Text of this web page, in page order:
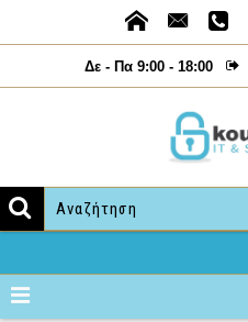
Δε - Πα 9:00 - 18:00